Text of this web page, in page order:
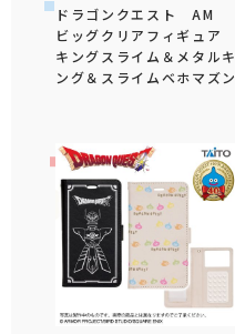
ドラゴンクエスト AM
ビッグクリアフィギュア
キングスライム＆メタルキ
ング＆スライムベホマズン